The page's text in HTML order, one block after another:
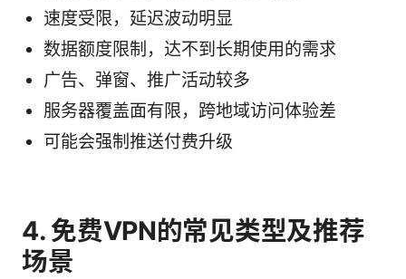
速度受限，延迟波动明显
数据额度限制，达不到长期使用的需求
广告、弹窗、推广活动较多
服务器覆盖面有限，跨地域访问体验差
可能会强制推送付费升级
4. 免费VPN的常见类型及推荐
场景